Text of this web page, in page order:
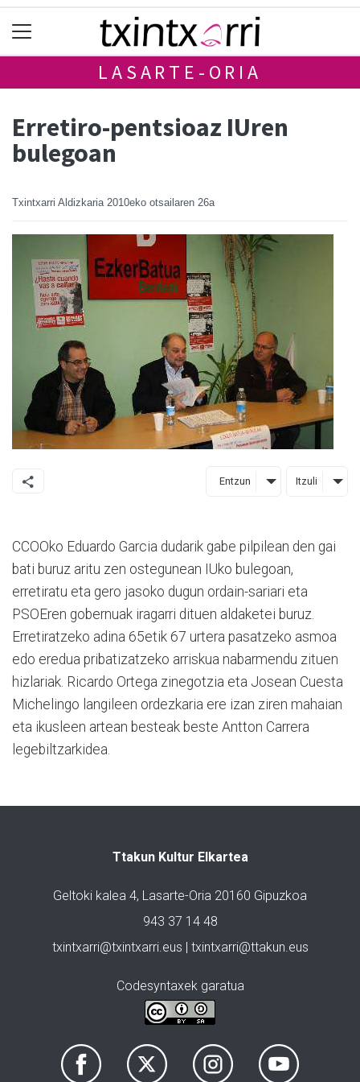
LASARTE-ORIA
Erretiro-pentsioaz IUren
bulegoan
Txintxarri Aldizkaria 2010eko otsailaren 26a
Entzun Itzuli
CCOOko Eduardo Garcia dudarik gabe pilpilean den gai
bati buruz aritu zen ostegunean IUko bulegoan,
erretiratu eta gero jasoko dugun ordain-sariari eta
PSOEren gobernuak iragarri dituen aldaketei buruz.
Erretiratzeko adina 65etik 67 urtera pasatzeko asmoa
edo eredua pribatizatzeko arriskua nabarmendu zituen
hizlariak. Ricardo Ortega zinegotzia eta Josean Cuesta
Michelingo langileen ordezkaria ere izan ziren mahaian
eta ikusleen artean besteak beste Antton Carrera
legebiltzarkidea.
Ttakun Kultur Elkartea
Geltoki kalea 4, Lasarte-Oria 20160 Gipuzkoa
943 37 14 48
txintxarri@txintxarri.eus | txintxarri@ttakun.eus
Codesyntaxek garatua